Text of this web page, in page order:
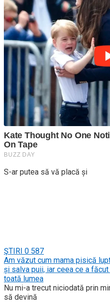
S-ar putea să vă placă și
ŞTIRI 0 587
Am văzut cum mama pisică
și salva puii, iar ceea ce a
toată lumea
Nu mi-a trecut niciodată prin
să devină